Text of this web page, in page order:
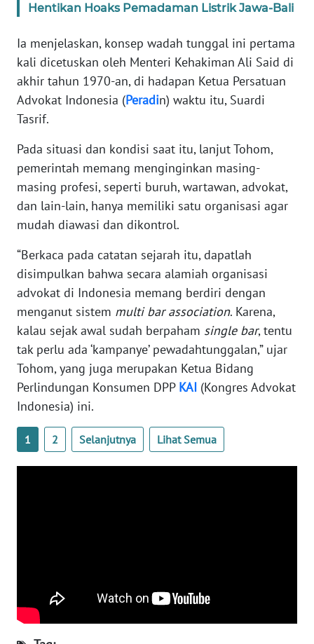
Hentikan Hoaks Pemadaman Listrik Jawa-Bali
Ia menjelaskan, konsep wadah tunggal ini pertama
kali dicetuskan oleh Menteri Kehakiman Ali Said di
akhir tahun 1970-an, di hadapan Ketua Persatuan
Advokat Indonesia (Peradin) waktu itu, Suardi
Tasrif.
Pada situasi dan kondisi saat itu, lanjut Tohom,
pemerintah memang menginginkan masing-
masing profesi, seperti buruh, wartawan, advokat,
dan lain-lain, hanya memiliki satu organisasi agar
mudah diawasi dan dikontrol.
“Berkaca pada catatan sejarah itu, dapatlah
disimpulkan bahwa secara alamiah organisasi
advokat di Indonesia memang berdiri dengan
menganut sistem multi bar association. Karena,
kalau sejak awal sudah berpaham single bar, tentu
tak perlu ada ‘kampanye’ pewadahtunggalan,” ujar
Tohom, yang juga merupakan Ketua Bidang
Perlindungan Konsumen DPP KAI (Kongres Advokat
Indonesia) ini.
1 2 Selanjutnya Lihat Semua
BANTEN
WN
NTT
KEPRI
WN
PAPUA
PAPUA
WN
RIAU
WN
SERAMBI
WN
WN
SULBAR